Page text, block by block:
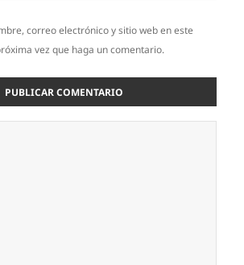
correo electrónico y sitio web en este
vez que haga un comentario.